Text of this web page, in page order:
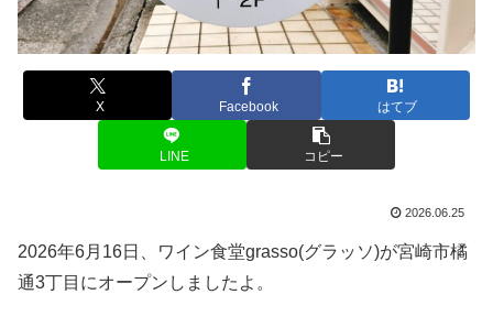
X Facebook はてブ
LINE コピー
2026.06.25
2026年6月16日、ワイン食堂grasso(グラッソ)が宮崎市橘
通3丁目にオープンしましたよ。